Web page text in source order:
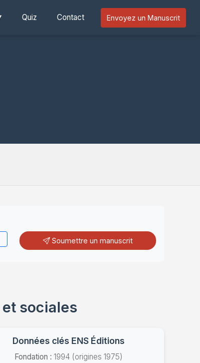
Quiz Contact Envoyez un Manuscrit
Soumettre un manuscrit
sociales
Données clés ENS Éditions
Fondation : 1994 (origines 1975)